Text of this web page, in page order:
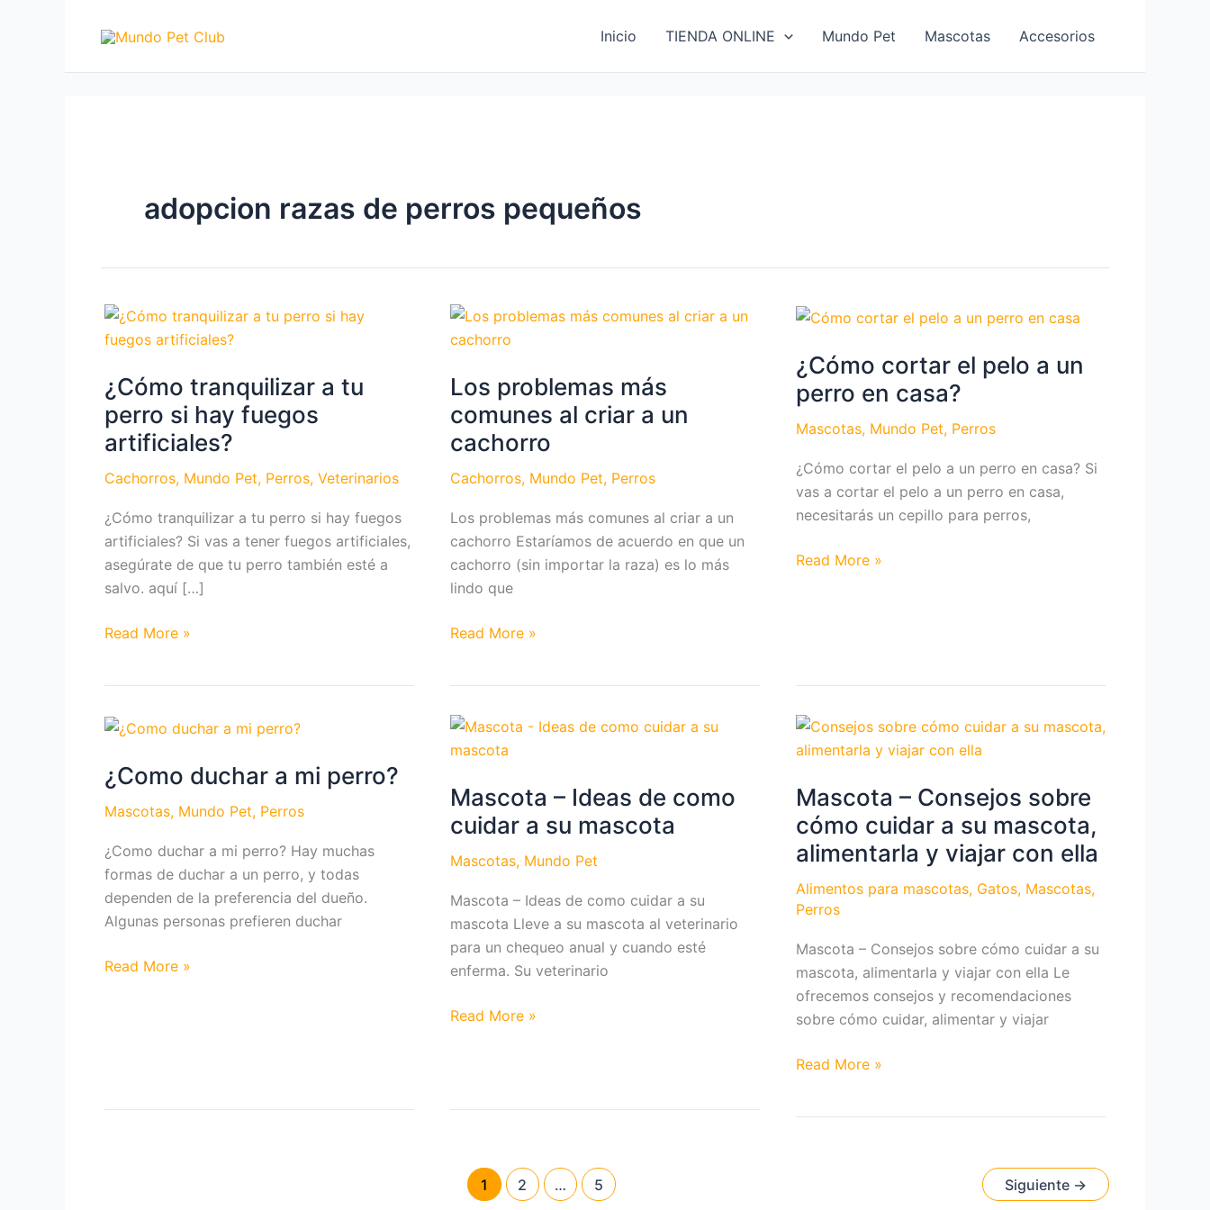
Inicio TIENDA ONLINE Mundo Pet Mascotas Accesorios
adopcion razas de perros pequeños
¿Cómo tranquilizar a tu
perro si hay fuegos
artificiales?
Cachorros, Mundo Pet, Perros, Veterinarios
¿Cómo tranquilizar a tu perro si hay fuegos
artificiales? Si vas a tener fuegos artificiales,
asegúrate de que tu perro también esté a
salvo. aquí […]
¿Cómo
perro
hay
artificiales?
Read More »
Los problemas más
comunes al criar a un
cachorro
Cachorros, Mundo Pet, Perros
Los problemas más comunes al criar a un
cachorro Estaríamos de acuerdo en que un
cachorro (sin importar la raza) es lo más
lindo que
Los
al
criar
un
cachorro
Read More »
¿Cómo cortar el pelo a un
perro en casa?
Mascotas, Mundo Pet, Perros
¿Cómo cortar el pelo a un perro en casa? Si
vas a cortar el pelo a un perro en casa,
necesitarás un cepillo para perros,
¿Cómo
en
casa?
Read More »
¿Como duchar a mi perro?
Mascotas, Mundo Pet, Perros
¿Como duchar a mi perro? Hay muchas
formas de duchar a un perro, y todas
dependen de la preferencia del dueño.
Algunas personas prefieren duchar
¿Como
Read More »
Mascota – Ideas de como
cuidar a su mascota
Mascotas, Mundo Pet
Mascota – Ideas de como cuidar a su
mascota Lleve a su mascota al veterinario
para un chequeo anual y cuando esté
enferma. Su veterinario
Mascota
como
mascota
Read More »
Mascota – Consejos sobre
cómo cuidar a su mascota,
alimentarla y viajar con ella
Alimentos para mascotas, Gatos, Mascotas,
Perros
Mascota – Consejos sobre cómo cuidar a su
mascota, alimentarla y viajar con ella Le
ofrecemos consejos y recomendaciones
sobre cómo cuidar, alimentar y viajar
Mascota
Read More »
1 2 … 5 Siguiente →